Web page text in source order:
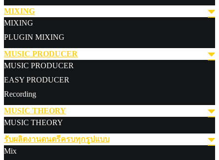
MIXING
MIXING
PLUGIN MIXING
MUSIC PRODUCER
MUSIC PRODUCER
EASY PRODUCER
Recording
MUSIC THEORY
MUSIC THEORY
รับผลิตงานดนตรีครบทุกรูปแบบ
Mix